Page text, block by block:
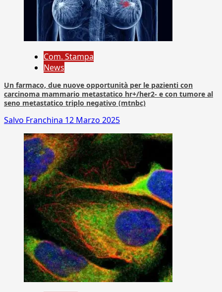
Com. Stampa
News
Un farmaco, due nuove opportunità per le pazienti con
carcinoma mammario metastatico hr+/her2- e con tumore al
seno metastatico triplo negativo (mtnbc)
Salvo Franchina 12 Marzo 2025